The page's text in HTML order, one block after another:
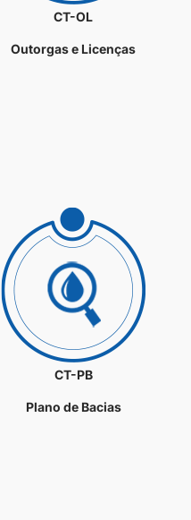
CT-OL
Outorgas e Licenças
CT-PB
Plano de Bacias